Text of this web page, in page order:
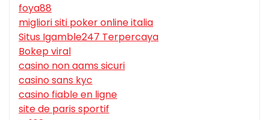
foya88
migliori siti poker online italia
Situs Igamble247 Terpercaya
Bokep viral
casino non aams sicuri
casino sans kyc
casino fiable en ligne
site de paris sportif